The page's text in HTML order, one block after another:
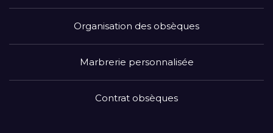
Organisation des obsèques
Marbrerie personnalisée
Contrat obsèques